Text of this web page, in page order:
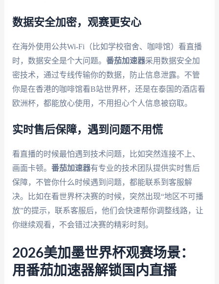
数据安全加密，观赛更安心
在海外使用公共Wi-Fi（比如学校宿舍、咖啡馆）看直播
时，数据安全是个大问题。 番茄加速器采用数据安全加
密技术，通过专线传输你的数据，防止信息泄露。不管
你是在香港的咖啡馆看B站世界杯，还是在泰国的酒店看
欧洲杯，都能放心使用，不用担心个人信息被窃取。
实时售后保障，遇到问题不用慌
看直播的时候最怕遇到技术问题，比如突然连接不上、
画面卡顿。 番茄加速器有专业的技术团队提供实时售后
保障，不管你什么时候遇到问题，都能联系到客服解
决。比如在看世界杯决赛的时候，突然出现“地区不可播
放”的提示，联系客服后，他们会快速帮你调整线路，让
你继续观看，不会错过决赛的精彩时刻。
2026美加墨世界杯观赛场景：
用番茄加速器解锁国内直播